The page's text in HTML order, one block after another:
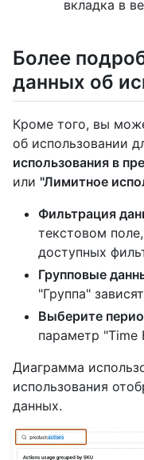
вкладка в
Более
данных об
Кроме того, вы
об использовании
использования в
или "Лимитное
Фильтрация
текстовом
доступных
Групповые
"Группа"
Выберите
параметр "Time
Диаграмма
использования
данных.